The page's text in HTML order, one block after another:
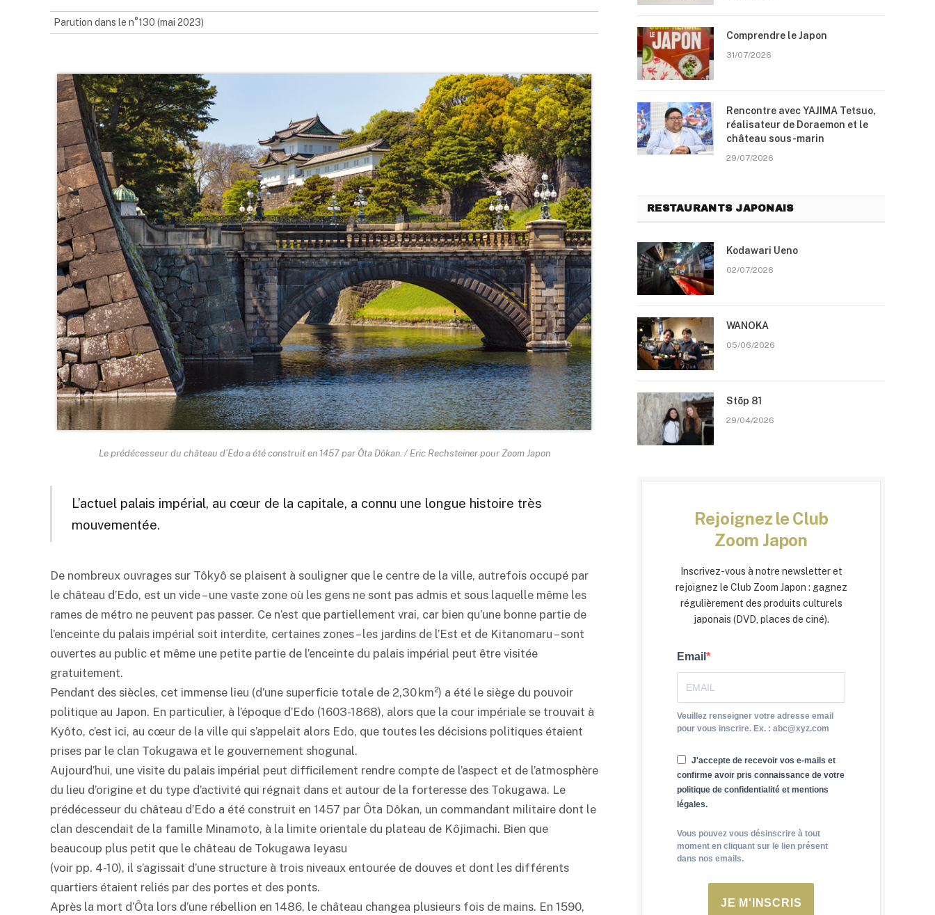
Parution dans le n°130 (mai 2023)
Le prédécesseur du château d’Edo a été construit en 1457 par Ôta Dôkan. / Eric Rechsteiner pour Zoom Japon
L’actuel palais impérial, au cœur de la capitale, a connu une longue histoire très
mouvementée.
De nombreux ouvrages sur Tôkyô se plaisent à souligner que le centre de la ville, autrefois occupé par
le château d’Edo, est un vide – une vaste zone où les gens ne sont pas admis et sous laquelle même les
rames de métro ne peuvent pas passer. Ce n’est que partiellement vrai, car bien qu’une bonne partie de
l’enceinte du palais impérial soit interdite, certaines zones – les jardins de l’Est et de Kitanomaru – sont
ouvertes au public et même une petite partie de l’enceinte du palais impérial peut être visitée
gratuitement.
Pendant des siècles, cet immense lieu (d’une superficie totale de 2,30 km²) a été le siège du pouvoir
politique au Japon. En particulier, à l’époque d’Edo (1603-1868), alors que la cour impériale se trouvait à
Kyôto, c’est ici, au cœur de la ville qui s’appelait alors Edo, que toutes les décisions politiques étaient
prises par le clan Tokugawa et le gouvernement shogunal.
Aujourd’hui, une visite du palais impérial peut difficilement rendre compte de l’aspect et de l’atmosphère
du lieu d’origine et du type d’activité qui régnait dans et autour de la forteresse des Tokugawa. Le
prédécesseur du château d’Edo a été construit en 1457 par Ôta Dôkan, un commandant militaire dont le
clan descendait de la famille Minamoto, à la limite orientale du plateau de Kôjimachi. Bien que
beaucoup plus petit que le château de Tokugawa Ieyasu
(voir pp. 4-10), il s’agissait d’une structure à trois niveaux entourée de douves et dont les différents
quartiers étaient reliés par des portes et des ponts.
Après la mort d’Ôta lors d’une rébellion en 1486, le château changea plusieurs fois de mains. En 1590,
Comprendre le Japon
31/07/2026
Rencontre avec YAJIMA Tetsuo,
réalisateur de Doraemon et le
château sous-marin
29/07/2026
RESTAURANTS JAPONAIS
Kodawari Ueno
02/07/2026
WANOKA
05/06/2026
Stōp 81
29/04/2026
Rejoignez le Club
Zoom Japon
Inscrivez-vous à notre newsletter et
rejoignez le Club Zoom Japon : gagnez
régulièrement des produits culturels
japonais (DVD, places de ciné).
Email
Veuillez renseigner votre adresse email
pour vous inscrire. Ex. : abc@xyz.com
J'accepte de recevoir vos e-mails et
confirme avoir pris connaissance de votre
politique de confidentialité et mentions
légales.
Vous pouvez vous désinscrire à tout
moment en cliquant sur le lien présent
dans nos emails.
JE M'INSCRIS